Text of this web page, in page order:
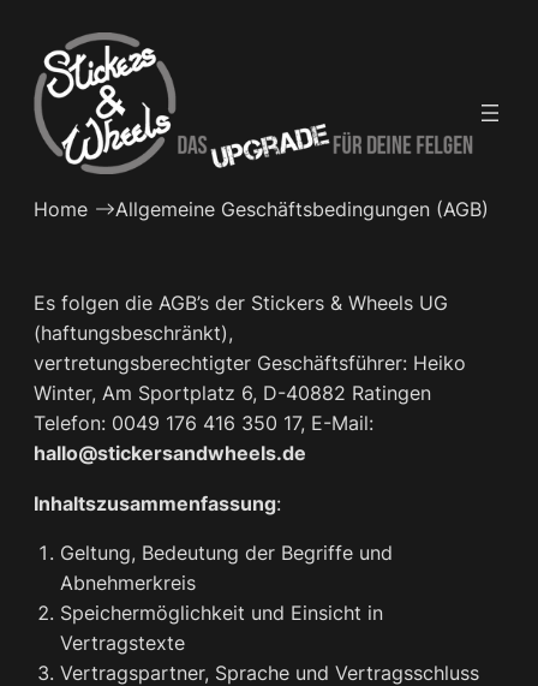
Inhalt
springen
Home Allgemeine Geschäftsbedingungen (AGB)
Es folgen die AGB’s der Stickers & Wheels UG
(haftungsbeschränkt),
vertretungsberechtigter Geschäftsführer: Heiko
Winter, Am Sportplatz 6, D-40882 Ratingen
Telefon: 0049 176 416 350 17, E-Mail:
hallo@stickersandwheels.de
Inhaltszusammenfassung:
Geltung, Bedeutung der Begriffe und
Abnehmerkreis
Speichermöglichkeit und Einsicht in
Vertragstexte
Vertragspartner, Sprache und Vertragsschluss